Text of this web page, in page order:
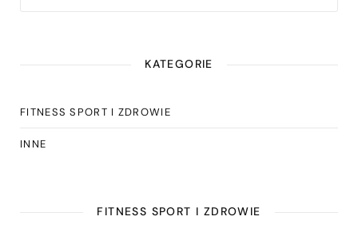
KATEGORIE
FITNESS SPORT I ZDROWIE
INNE
FITNESS SPORT I ZDROWIE